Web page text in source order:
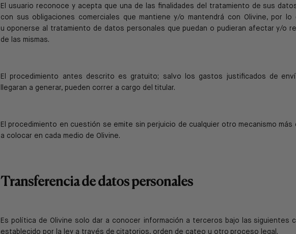
El usuario reconoce y acepta que una de las finalidades del tratamiento de sus
con sus obligaciones comerciales que mantiene y/o mantendrá con Olivine, por lo
u oponerse al tratamiento de datos personales que puedan o pudieran afectary/o
de las mismas.
El procedimiento antes descrito es gratuito; salvo los gastos justificados de
llegaran a generar, pueden correr a cargo del titular.
El procedimiento en cuestión se emite sin perjuicio de cualquier otro mecanismo
a colocar en cada medio de Olivine.
Transferencia de datos personales
Es política de Olivine solo dar a conocer información a terceros bajo las siguientes
establecido por la ley a través de citatorios, orden de cateo u otro proceso legal.